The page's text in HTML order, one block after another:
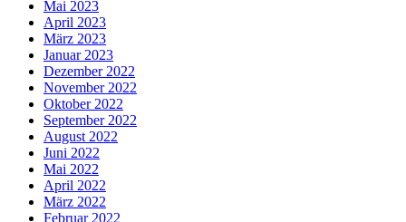
Mai 2023
April 2023
März 2023
Januar 2023
Dezember 2022
November 2022
Oktober 2022
September 2022
August 2022
Juni 2022
Mai 2022
April 2022
März 2022
Februar 2022